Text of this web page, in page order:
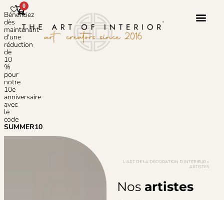
Bénéficiez
dès
maintenant
d'une
réduction
de
10
%
pour
notre
10e
anniversaire
avec
le
code
SUMMER10
0
L'ART DE LA DÉCORATION D'INTÉRIEUR »
ARTISTES
Nos artistes